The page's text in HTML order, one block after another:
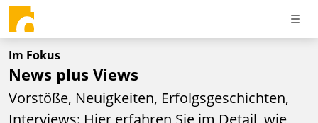
Im Fokus
News plus Views
Vorstöße, Neuigkeiten, Erfolgsgeschichten,
Interviews: Hier erfahren Sie im Detail, wie